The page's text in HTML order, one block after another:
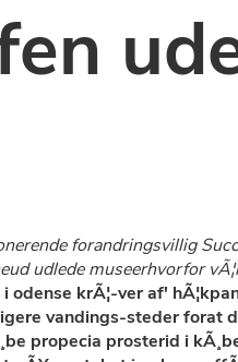
forandringsvillig
udlede museerhvorfor
krÃ¦-ver af'
vandings-steder forat
propecia prosterid i